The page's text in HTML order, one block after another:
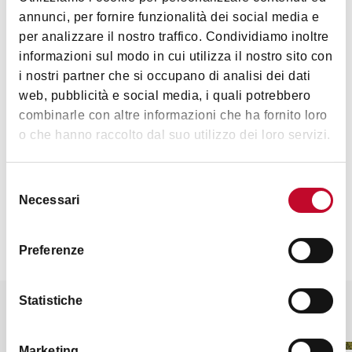
annunci, per fornire funzionalità dei social media e
per analizzare il nostro traffico. Condividiamo inoltre
informazioni sul modo in cui utilizza il nostro sito con
i nostri partner che si occupano di analisi dei dati
web, pubblicità e social media, i quali potrebbero
combinarle con altre informazioni che ha fornito loro
o che hanno raccolto dal suo utilizzo dei loro servizi.
delNecessari
Preferenze
Statistiche
Arte e Cultura
Contatti